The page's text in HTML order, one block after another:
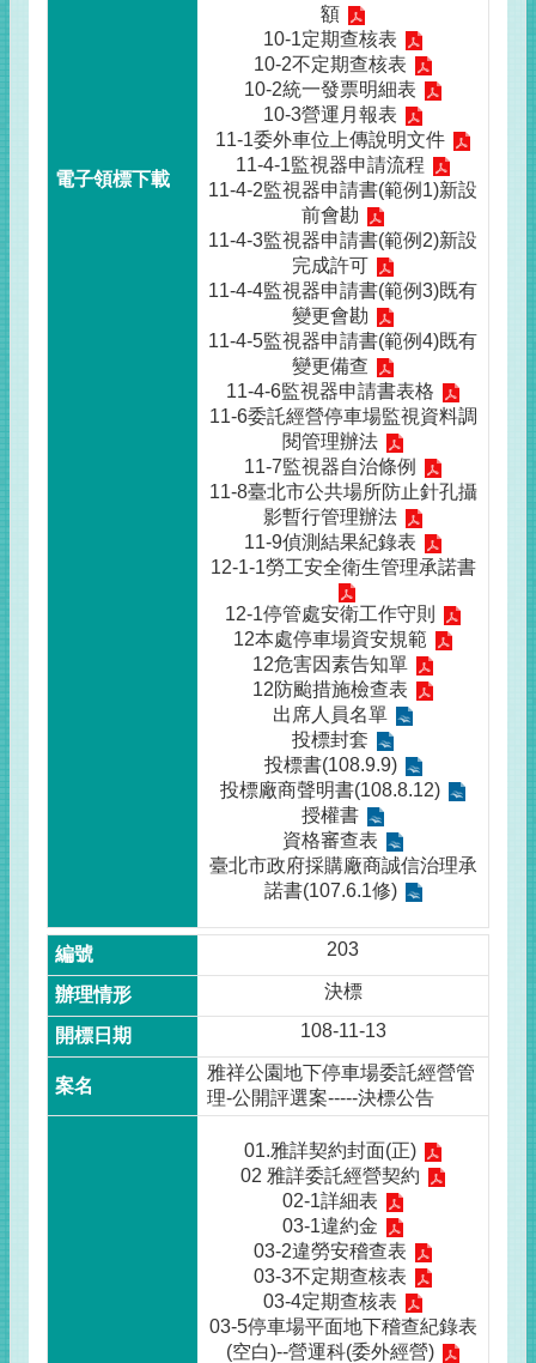
額
10-1定期查核表
10-2不定期查核表
10-2統一發票明細表
10-3營運月報表
11-1委外車位上傳說明文件
11-4-1監視器申請流程
11-4-2監視器申請書(範例1)新設
前會勘
11-4-3監視器申請書(範例2)新設
完成許可
11-4-4監視器申請書(範例3)既有
變更會勘
11-4-5監視器申請書(範例4)既有
變更備查
11-4-6監視器申請書表格
11-6委託經營停車場監視資料調
閱管理辦法
11-7監視器自治條例
11-8臺北市公共場所防止針孔攝
影暫行管理辦法
11-9偵測結果紀錄表
12-1-1勞工安全衛生管理承諾書
12-1停管處安衛工作守則
12本處停車場資安規範
12危害因素告知單
12防颱措施檢查表
出席人員名單
投標封套
投標書(108.9.9)
投標廠商聲明書(108.8.12)
授權書
資格審查表
臺北市政府採購廠商誠信治理承
諾書(107.6.1修)
203
決標
108-11-13
雅祥公園地下停車場委託經營管
理-公開評選案-----決標公告
01.雅詳契約封面(正)
02 雅詳委託經營契約
02-1詳細表
03-1違約金
03-2違勞安稽查表
03-3不定期查核表
03-4定期查核表
03-5停車場平面地下稽查紀錄表
(空白)--營運科(委外經營)